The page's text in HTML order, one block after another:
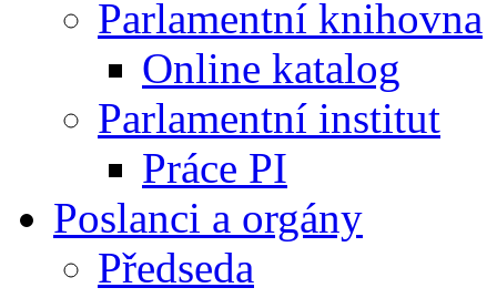
Parlamentní knihovna
Online katalog
Parlamentní institut
Práce PI
Poslanci a orgány
Předseda